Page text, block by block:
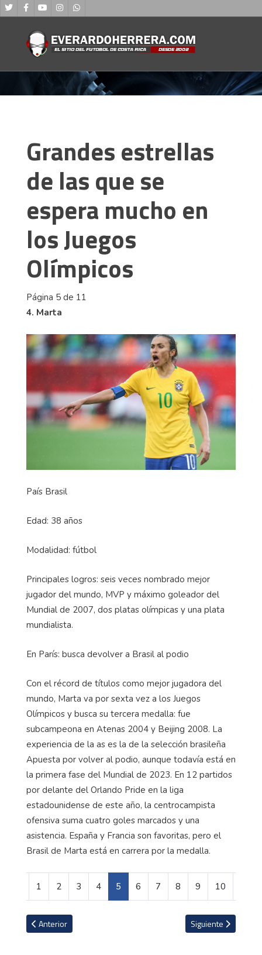
Grandes estrellas
de las que se
espera mucho en
los Juegos
Olímpicos
Página 5 de 11
4. Marta
País Brasil
Edad: 38 años
Modalidad: fútbol
Principales logros: seis veces nombrado mejor
jugador del mundo, MVP y máximo goleador del
Mundial de 2007, dos platas olímpicas y una plata
mundialista.
En París: busca devolver a Brasil al podio
Con el récord de títulos como mejor jugadora del
mundo, Marta va por sexta vez a los Juegos
Olímpicos y busca su tercera medalla: fue
subcampeona en Atenas 2004 y Beijing 2008. La
experiencia de la as es la de la selección brasileña
Apuesta por volver al podio, aunque todavía está en
la primera fase del Mundial de 2023. En 12 partidos
por delante del Orlando Pride en la liga
estadounidense de este año, la centrocampista
ofensiva suma cuatro goles marcados y una
asistencia. España y Francia son favoritas, pero el
Brasil de Marta está en carrera por la medalla.
1 2 3 4 5 6 7 8 9 10
Artículo anterior: La pareja que se enamoró escalando
Anterior Artículo siguiente:
Siguiente